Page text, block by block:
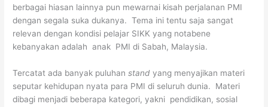
berbagai hiasan lainnya pun mewarnai kisah perjalanan PMI
dengan segala suka dukanya. Tema ini tentu saja sangat
relevan dengan kondisi pelajar SIKK yang notabene
kebanyakan adalah anak PMI di Sabah, Malaysia.
Tercatat ada banyak puluhanstand yang menyajikan materi
seputar kehidupan nyata para PMI di seluruh dunia. Materi
dibagi menjadi beberapa kategori, yakni pendidikan, sosial